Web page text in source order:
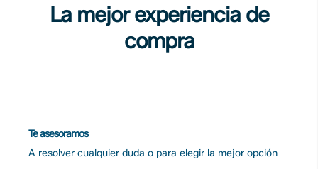
La mejor experiencia de
compra
Te asesoramos
A resolver cualquier duda o para elegir la mejor opción